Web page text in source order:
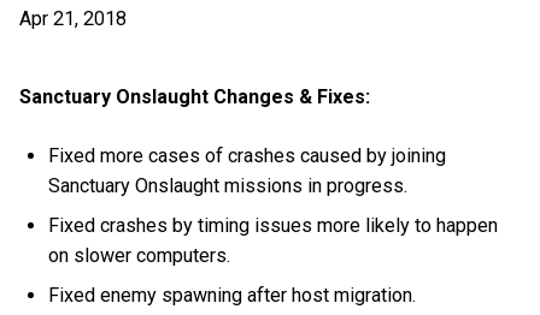
Apr 21, 2018
Sanctuary Onslaught Changes & Fixes:
Fixed more cases of crashes caused by joining
Sanctuary Onslaught missions in progress.
Fixed crashes by timing issues more likely to happen
on slower computers.
Fixed enemy spawning after host migration.